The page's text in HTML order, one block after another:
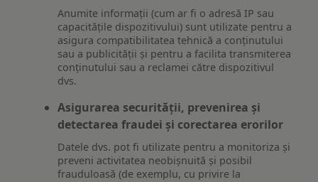
Anumite informații (cum ar fi o adresă IP sau
capacitățile dispozitivului) sunt utilizate pentru a
asigura compatibilitatea tehnică a conținutului
sau a publicității și pentru a facilita transmiterea
conținutului sau a reclamei către dispozitivul
dvs.
Asigurarea securității, prevenirea și
detectarea fraudei și corectarea erorilor
Datele dvs. pot fi utilizate pentru a monitoriza și
preveni activitatea neobișnuită și posibil
frauduloasă (de exemplu, cu privire la